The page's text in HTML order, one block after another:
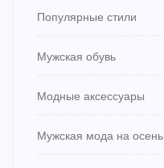
Популярные стили
Мужская обувь
Модные аксессуары
Мужская мода на осень